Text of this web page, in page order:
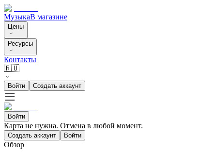
МузыкаВ магазине
Цены
Ресурсы
Контакты
🇷🇺
Войти Создать аккаунт
Войти
Карта не нужна. Отмена в любой момент.
Создать аккаунт Войти
Обзор